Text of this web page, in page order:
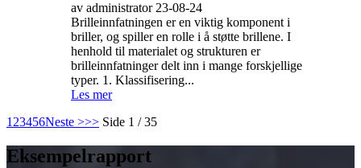
av administrator 23-08-24
Brilleinnfatningen er en viktig komponent i
briller, og spiller en rolle i å støtte brillene. I
henhold til materialet og strukturen er
brilleinnfatninger delt inn i mange forskjellige
typer. 1. Klassifisering...
Les mer
1 23456Neste >>> Side 1 / 35
Eksempelrapport